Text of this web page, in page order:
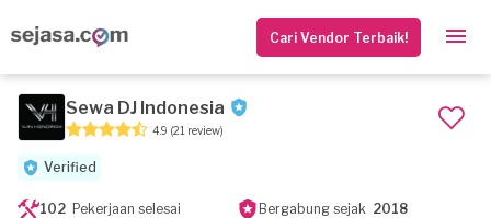
Cari Vendor Terbaik!
Sewa DJ Indonesia
4.9 (21 review)
Verified
102 Pekerjaan selesai Bergabung sejak 2018